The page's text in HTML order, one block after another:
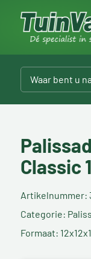
Classic
Artikelnummer:
Categorie:
Formaat: